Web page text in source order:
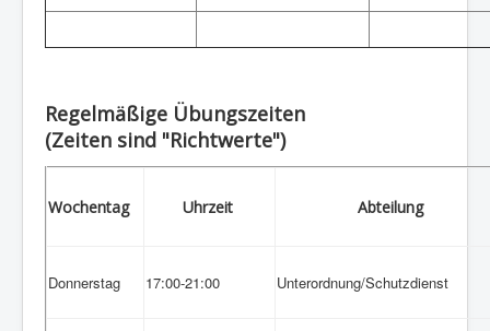
Regelmäßige Übungszeiten
(Zeiten sind "Richtwerte")
Wochentag Uhrzeit Abteilung
Donnerstag 17:00-21:00 Unterordnung/Schutzdienst